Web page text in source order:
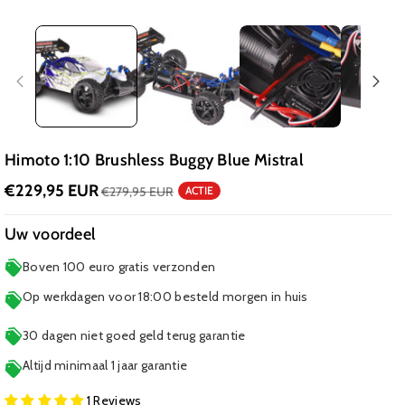
Himoto 1:10 Brushless Buggy Blue Mistral
€229,95 EUR€279,95 EUR ACTIE
Uw voordeel
Boven 100 euro gratis verzonden
Op werkdagen voor 18:00 besteld morgen in huis
30 dagen niet goed geld terug garantie
Altijd minimaal 1 jaar garantie
1 Reviews